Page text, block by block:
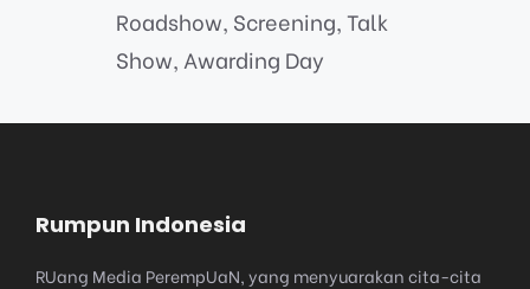
Roadshow, Screening, Talk
Show, Awarding Day
Rumpun Indonesia
RUang Media PerempUaN, yang menyuarakan cita-cita